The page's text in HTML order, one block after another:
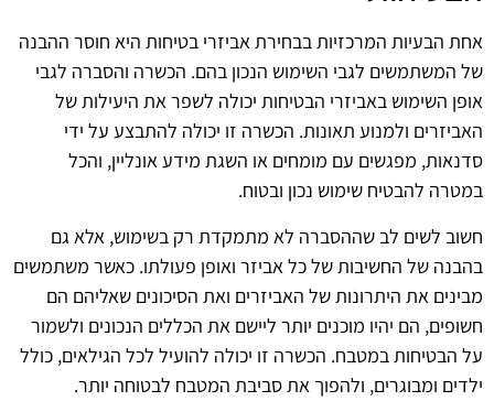
אחת הבעיות המרכזיות בבחירת אביזרי בטיחות היא חוסר ההבנה
של המשתמשים לגבי השימוש הנכון בהם. הכשרה והסברה לגבי
אופן השימוש באביזרי הבטיחות יכולה לשפר את היעילות של
האביזרים ולמנוע תאונות. הכשרה זו יכולה להתבצע על ידי
סדנאות, מפגשים עם מומחים או השגת מידע אונליין, והכל
במטרה להבטיח שימוש נכון ובטוח.
חשוב לשים לב שההסברה לא מתמקדת רק בשימוש, אלא גם
בהבנה של החשיבות של כל אביזר ואופן פעולתו. כאשר משתמשים
מבינים את היתרונות של האביזרים ואת הסיכונים שאליהם הם
חשופים, הם יהיו מוכנים יותר ליישם את הכללים הנכונים ולשמור
על הבטיחות במטבח. הכשרה זו יכולה להועיל לכל הגילאים, כולל
ילדים ומבוגרים, ולהפוך את סביבת המטבח לבטוחה יותר.